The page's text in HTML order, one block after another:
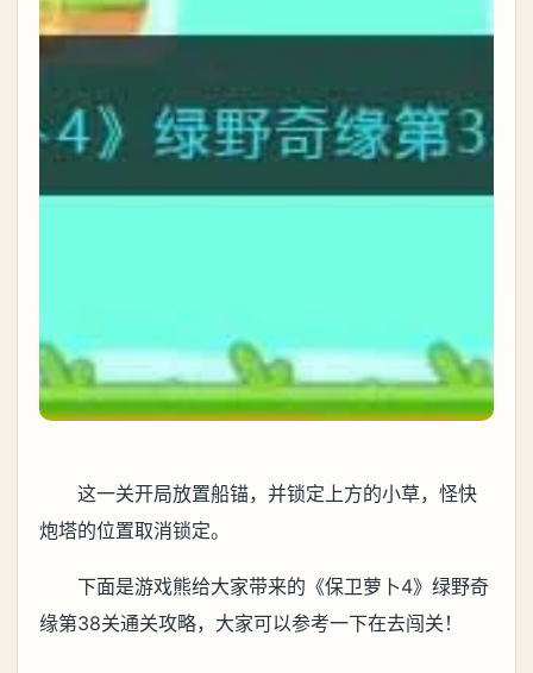
这一关开局放置船锚，并锁定上方的小草，怪快
炮塔的位置取消锁定。
下面是游戏熊给大家带来的《保卫萝卜4》绿野奇
缘第38关通关攻略，大家可以参考一下在去闯关！